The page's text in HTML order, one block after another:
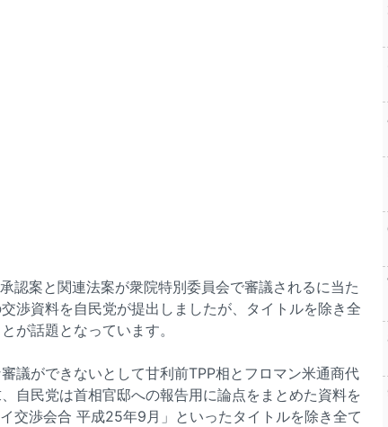
認案と関連法案が衆院特別委員会で審議されるに当た
渉資料を自民党が提出しましたが、タイトルを除き全
が話題となっています。
議ができないとして甘利前TPP相とフロマン米通商代
自民党は首相官邸への報告用に論点をまとめた資料を
交渉会合 平成25年9月」といったタイトルを除き全て